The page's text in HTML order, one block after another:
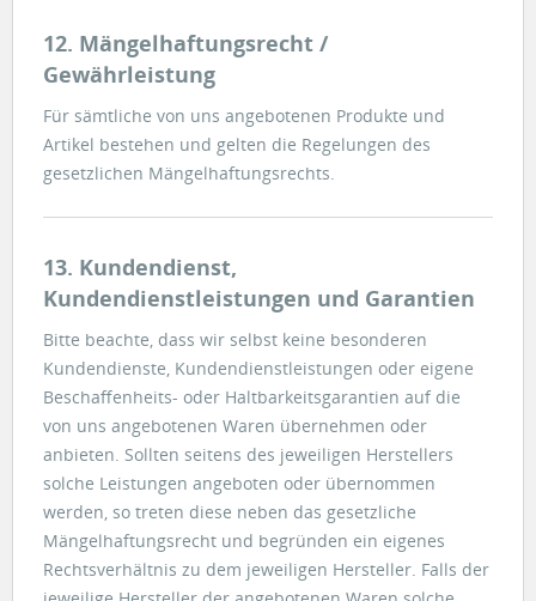
12. Mängelhaftungsrecht /
Gewährleistung
Für sämtliche von uns angebotenen Produkte und
Artikel bestehen und gelten die Regelungen des
gesetzlichen Mängelhaftungsrechts.
13. Kundendienst,
Kundendienstleistungen und Garantien
Bitte beachte, dass wir selbst keine besonderen
Kundendienste, Kundendienstleistungen oder eigene
Beschaffenheits- oder Haltbarkeitsgarantien auf die
von uns angebotenen Waren übernehmen oder
anbieten. Sollten seitens des jeweiligen Herstellers
solche Leistungen angeboten oder übernommen
werden, so treten diese neben das gesetzliche
Mängelhaftungsrecht und begründen ein eigenes
Rechtsverhältnis zu dem jeweiligen Hersteller. Falls der